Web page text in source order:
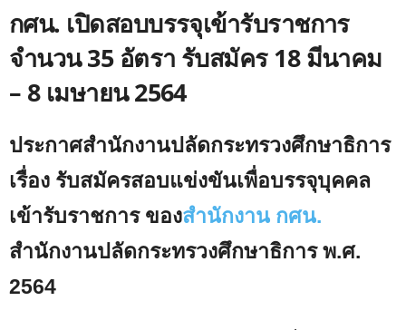
กศน. เปิดสอบบรรจุเข้ารับราชการ
จำนวน 35 อัตรา รับสมัคร 18 มีนาคม
– 8 เมษายน 2564
ประกาศสำนักงานปลัดกระทรวงศึกษาธิการ
เรื่อง รับสมัครสอบแข่งขันเพื่อบรรจุบุคคล
เข้ารับราชการ ของสำนักงาน กศน.
สำนักงานปลัดกระทรวงศึกษาธิการ พ.ศ.
2564